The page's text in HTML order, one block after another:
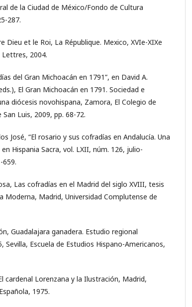
de la Ciudad de México/Fondo de Cultura
287.
Dieu et le Roi, La République. Mexico, XVIe-XIXe
Lettres, 2004.
del Gran Michoacán en 1791”, en David A.
El Gran Michoacán en 1791. Sociedad e
diócesis novohispana, Zamora, El Colegio de
Luis, 2009, pp. 68-72.
José, “El rosario y sus cofradías en Andalucía. Una
Hispania Sacra, vol. LXII, núm. 126, julio-
659.
Las cofradías en el Madrid del siglo XVIII, tesis
Moderna, Madrid, Universidad Complutense de
Guadalajara ganadera. Estudio regional
Sevilla, Escuela de Estudios Hispano-Americanos,
cardenal Lorenzana y la Ilustración, Madrid,
1975.